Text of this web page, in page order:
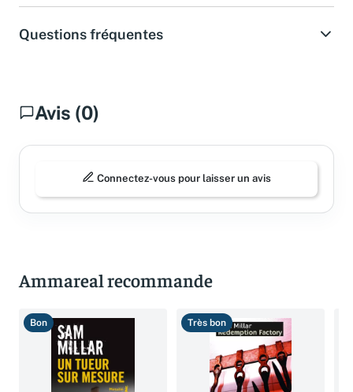
Questions fréquentes
Avis (0)
Connectez-vous pour laisser un avis
Ammareal recommande
Bon Très bon